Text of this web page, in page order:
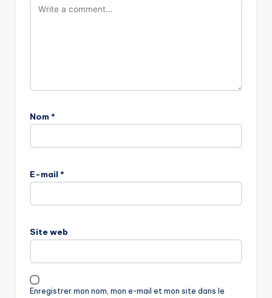
Nom *
E-mail *
Site web
Enregistrer mon nom, mon e-mail et mon site dans le